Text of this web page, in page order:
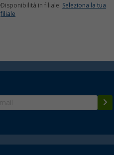
Disponibilità in filiale: Seleziona la tua
filiale